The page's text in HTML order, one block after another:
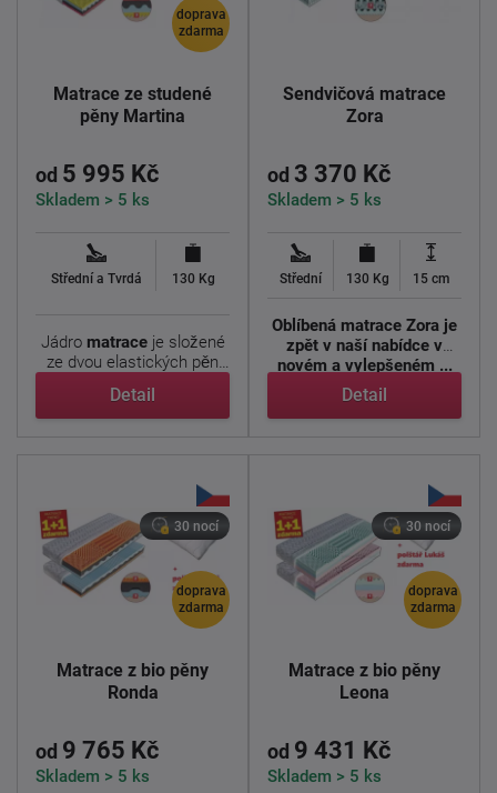
doprava
zdarma
Matrace ze studené
pěny Martina
od 5 995 Kč
Skladem > 5 ks
Střední a Tvrdá 130 Kg
Jádro matraceje složené
ze dvou elastických pěn
Detail
Sendvičová matrace
Zora
od 3 370 Kč
Skladem > 5 ks
Střední 130 Kg 15 cm
Oblíbená matrace Zora je
zpět v naší nabídce v
novém a vylepšeném ...
Detail
doprava
zdarma
30 nocí
Matrace z bio pěny
Ronda
od 9 765 Kč
Skladem > 5 ks
doprava
zdarma
30 nocí
Matrace z bio pěny
Leona
od 9 431 Kč
Skladem > 5 ks